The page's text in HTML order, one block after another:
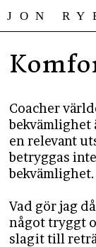
JON
Coacher
bekvämlighet
en relevant
betryggas
bekvämlighet.
Vad gör jag
något tryggt
slagit till